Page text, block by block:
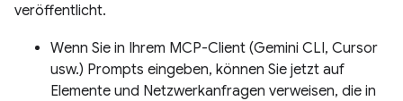
veröffentlicht.
Wenn Sie in Ihrem MCP-Client (Gemini CLI, Cursor
usw.) Prompts eingeben, können Sie jetzt auf
Elemente und Netzwerkanfragen verweisen, die in